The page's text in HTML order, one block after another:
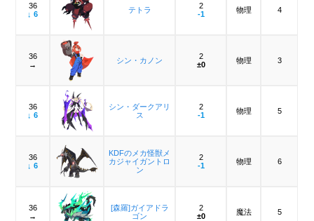
36
↓ 6
テトラ
2
-1
物理 4
36
→
シン・カノン
2
±0
物理 3
36
↓ 6
シン・ダークアリ
ス
2
-1
物理 5
36
↓ 6
KDFのメカ怪獣メ
カジャイガントロ
ン
2
-1
物理 6
36
→
[森羅]ガイアドラ
ゴン
2
±0
魔法 5